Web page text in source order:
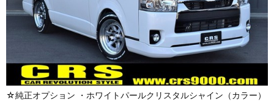
☆純正オプション ・ホワイトパールクリスタルシャイン（カラー）